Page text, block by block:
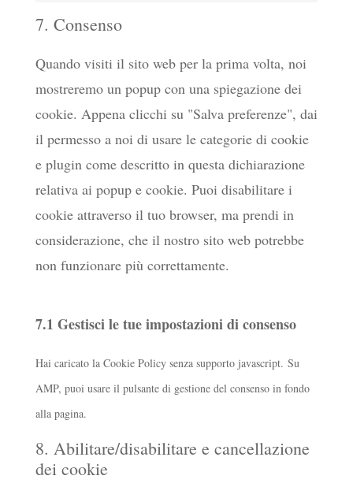
varie
7. Consenso
Quando visiti il sito web per la prima volta, noi
mostreremo un popup con una spiegazione dei
cookie. Appena clicchi su "Salva preferenze", dai
il permesso a noi di usare le categorie di cookie
e plugin come descritto in questa dichiarazione
relativa ai popup e cookie. Puoi disabilitare i
cookie attraverso il tuo browser, ma prendi in
considerazione, che il nostro sito web potrebbe
non funzionare più correttamente.
7.1 Gestisci le tue impostazioni di consenso
Hai caricato la Cookie Policy senza supporto javascript. Su
AMP, puoi usare il pulsante di gestione del consenso in fondo
alla pagina.
8. Abilitare/disabilitare e cancellazione
dei cookie